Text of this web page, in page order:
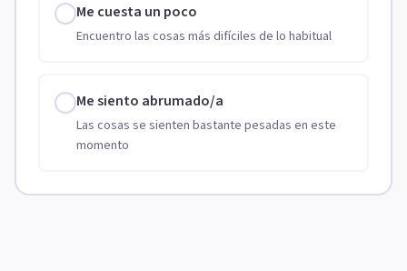
Me cuesta un poco
Encuentro las cosas más difíciles de lo habitual
Me siento abrumado/a
Las cosas se sienten bastante pesadas en este
momento